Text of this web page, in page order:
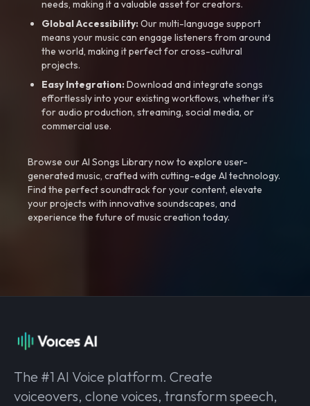
needs, making it a valuable asset for creators.
Global Accessibility:Our multi-language support
means your music can engage listeners from around
the world, making it perfect for cross-cultural
projects.
Easy Integration:Download and integrate songs
effortlessly into your existing workflows, whether it’s
for audio production, streaming, social media, or
commercial use.
Browse our AI Songs Library now to explore user-
generated music, crafted with cutting-edge AI technology.
Find the perfect soundtrack for your content, elevate
your projects with innovative soundscapes, and
experience the future of music creation today.
The #1 AI Voice platform. Create
voiceovers, clone voices, transform speech,